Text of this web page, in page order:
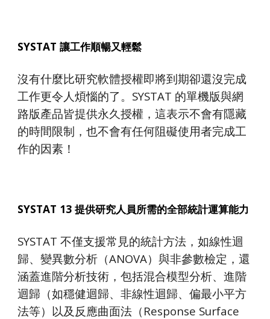
SYSTAT 讓工作順暢又輕鬆
沒有什麼比研究軟體授權即將到期卻還沒完成
工作更令人煩惱的了。SYSTAT 的單機版與網
路版產品皆提供永久授權，這表示不會有隱藏
的時間限制，也不會有任何阻礙使用者完成工
作的因素！
SYSTAT 13 提供研究人員所需的全部統計運算能力
SYSTAT 不僅支援常見的統計方法，如線性迴
歸、變異數分析（ANOVA）與非參數檢定，還
涵蓋進階分析技術，包括混合模型分析、進階
迴歸（如穩健迴歸、非線性迴歸、偏最小平方
法等）以及反應曲面法（Response Surface